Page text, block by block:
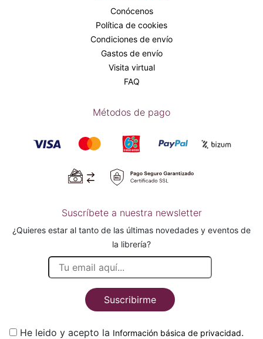
Conócenos
Política de cookies
Condiciones de envío
Gastos de envío
Visita virtual
FAQ
Métodos de pago
Suscríbete a nuestra newsletter
¿Quieres estar al tanto de las últimas novedades y eventos de
la librería?
Suscribirme
He leido y acepto la Información básica de privacidad.